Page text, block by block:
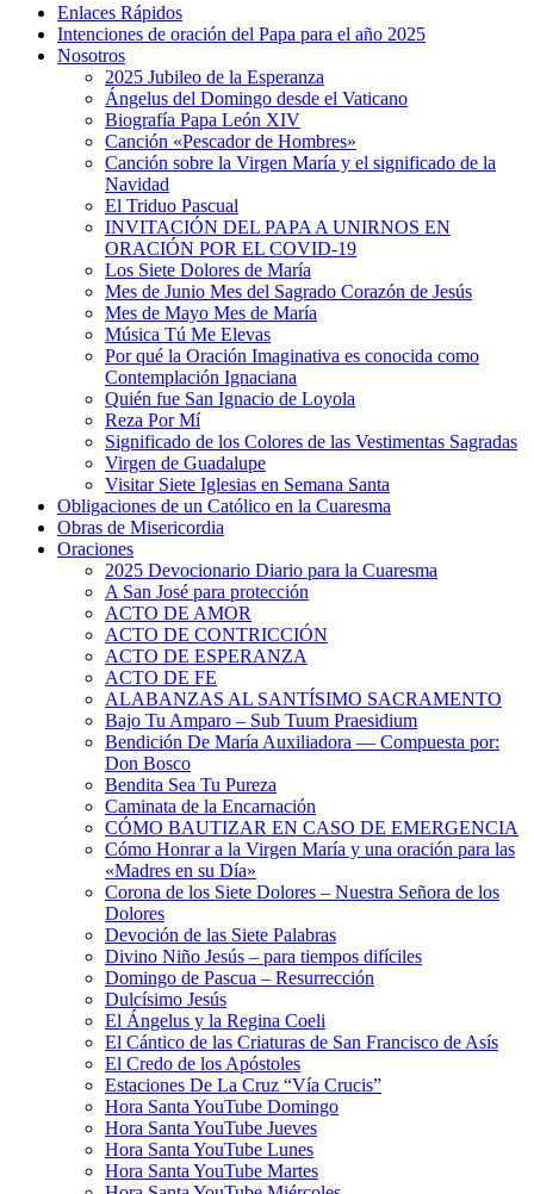
Enlaces Rápidos
Intenciones de oración del Papa para el año 2025
Nosotros
2025 Jubileo de la Esperanza
Ángelus del Domingo desde el Vaticano
Biografía Papa León XIV
Canción «Pescador de Hombres»
Canción sobre la Virgen María y el significado de la
Navidad
El Triduo Pascual
INVITACIÓN DEL PAPA A UNIRNOS EN
ORACIÓN POR EL COVID-19
Los Siete Dolores de María
Mes de Junio Mes del Sagrado Corazón de Jesús
Mes de Mayo Mes de María
Música Tú Me Elevas
Por qué la Oración Imaginativa es conocida como
Contemplación Ignaciana
Quién fue San Ignacio de Loyola
Reza Por Mí
Significado de los Colores de las Vestimentas Sagradas
Virgen de Guadalupe
Visitar Siete Iglesias en Semana Santa
Obligaciones de un Católico en la Cuaresma
Obras de Misericordia
Oraciones
2025 Devocionario Diario para la Cuaresma
A San José para protección
ACTO DE AMOR
ACTO DE CONTRICCIÓN
ACTO DE ESPERANZA
ACTO DE FE
ALABANZAS AL SANTÍSIMO SACRAMENTO
Bajo Tu Amparo – Sub Tuum Praesidium
Bendición De María Auxiliadora — Compuesta por:
Don Bosco
Bendita Sea Tu Pureza
Caminata de la Encarnación
CÓMO BAUTIZAR EN CASO DE EMERGENCIA
Cómo Honrar a la Virgen María y una oración para las
«Madres en su Día»
Corona de los Siete Dolores – Nuestra Señora de los
Dolores
Devoción de las Siete Palabras
Divino Niño Jesús – para tiempos difíciles
Domingo de Pascua – Resurrección
Dulcísimo Jesús
El Ángelus y la Regina Coeli
El Cántico de las Criaturas de San Francisco de Asís
El Credo de los Apóstoles
Estaciones De La Cruz “Vía Crucis”
Hora Santa YouTube Domingo
Hora Santa YouTube Jueves
Hora Santa YouTube Lunes
Hora Santa YouTube Martes